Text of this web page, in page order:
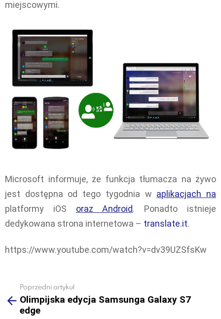
miejscowymi.
Microsoft informuje, że funkcja tłumacza na żywo
jest dostępna od tego tygodnia w aplikacjach na
platformy iOS oraz Android. Ponadto istnieje
dedykowana strona internetowa – translate.it.
https://www.youtube.com/watch?v=dv39UZSfsKw
more
Poprzedni artykuł
Olimpijska edycja Samsunga Galaxy S7
edge